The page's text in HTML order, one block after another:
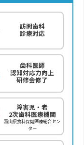
訪問歯科
診療対応
歯科医師
認知対応力向上
研修会修了
障害児・者
2次歯科医療機関
富山県食料保健医療総合セン
ター